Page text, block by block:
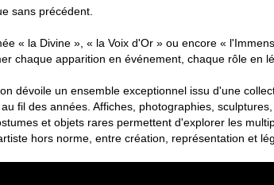
sans précédent.
« la Divine », « la Voix d'Or » ou encore «
chaque apparition en événement, chaque rôle en
dévoile un ensemble exceptionnel issu d'une
fil des années. Affiches, photographies,
et objets rares permettent d'explorer les
hors norme, entre création, représentation et